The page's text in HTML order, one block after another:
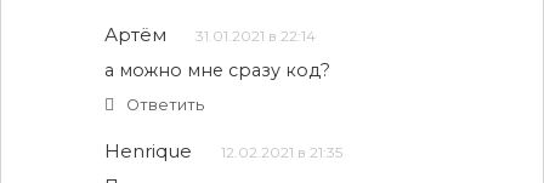
Артём 31.01.2021 в 22:14
а можно мне сразу код?
Ответить
Henrique 12.02.2021 в 21:35